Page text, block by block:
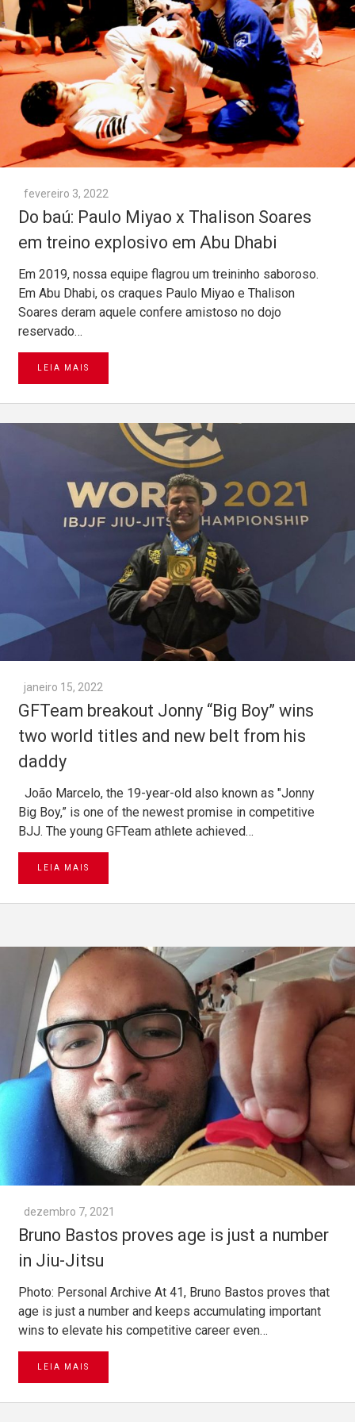
fevereiro 3, 2022
Do baú: Paulo Miyao x Thalison Soares
em treino explosivo em Abu Dhabi
Em 2019, nossa equipe flagrou um treininho saboroso.
Em Abu Dhabi, os craques Paulo Miyao e Thalison
Soares deram aquele confere amistoso no dojo
reservado…
LEIA MAIS
janeiro 15, 2022
GFTeam breakout Jonny “Big Boy” wins
two world titles and new belt from his
daddy
João Marcelo, the 19-year-old also known as "Jonny
Big Boy,” is one of the newest promise in competitive
BJJ. The young GFTeam athlete achieved…
LEIA MAIS
dezembro 7, 2021
Bruno Bastos proves age is just a number
in Jiu-Jitsu
Photo: Personal Archive At 41, Bruno Bastos proves that
age is just a number and keeps accumulating important
wins to elevate his competitive career even…
LEIA MAIS